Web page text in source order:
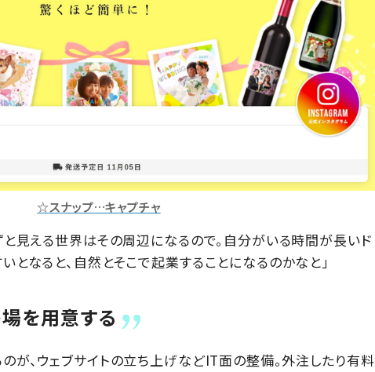
☆スナップ…キャプチャ
と見える世界はその周辺になるので。自分がいる時間が長いド
となると、自然とそこで起業することになるのかなと」
を用意する
が、ウェブサイトの立ち上げなどIT面の整備。外注したり有料